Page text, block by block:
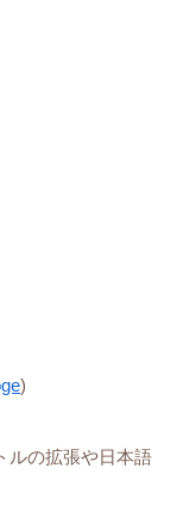
)
ルの拡張や日本語